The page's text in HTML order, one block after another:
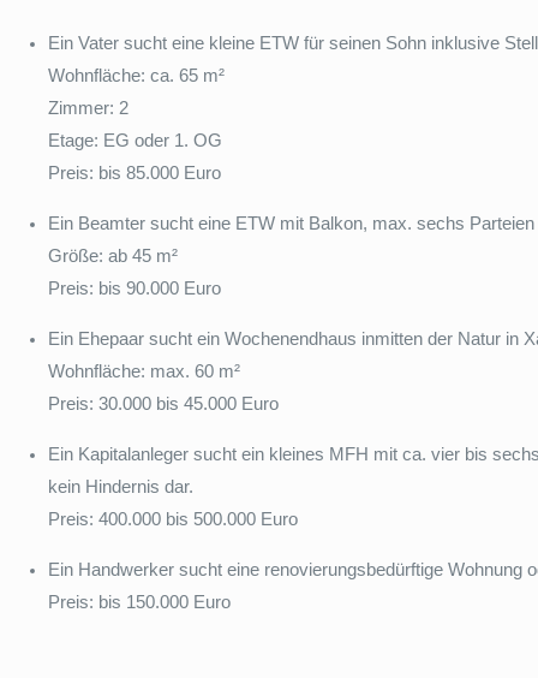
Ein Vater sucht eine kleine ETW für seinen Sohn inklusive
Wohnfläche: ca. 65 m²
Zimmer: 2
Etage: EG oder 1. OG
Preis: bis 85.000 Euro
Ein Beamter sucht eine ETW mit Balkon, max. sechs
Größe: ab 45 m²
Preis: bis 90.000 Euro
Ein Ehepaar sucht ein Wochenendhaus inmitten der Natur in
Wohnfläche: max. 60 m²
Preis: 30.000 bis 45.000 Euro
Ein Kapitalanleger sucht ein kleines MFH mit ca. vier bis
kein Hindernis dar.
Preis: 400.000 bis 500.000 Euro
Ein Handwerker sucht eine renovierungsbedürftige
Preis: bis 150.000 Euro